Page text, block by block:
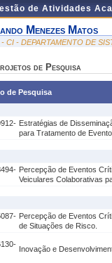
de Atividades
Menezes Matos
CI - DEPARTAMENTO DE
de Pesquisa
de Pesquisa
Estratégias de
para Tratamento de
Percepção de Eventos
Veiculares Colaborativas
Percepção de Eventos
de Situações de Risco.
Inovação e